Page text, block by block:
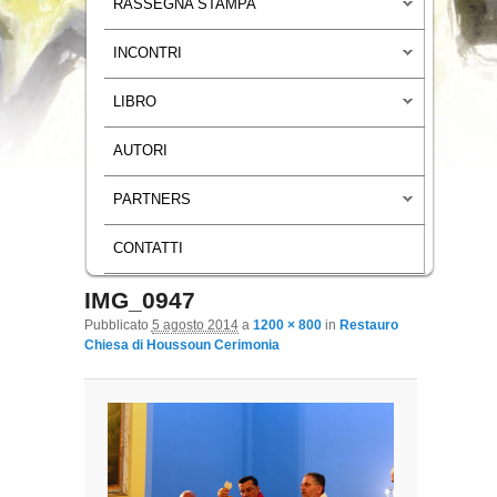
RASSEGNA STAMPA
INCONTRI
LIBRO
AUTORI
PARTNERS
CONTATTI
Navigazione immagini
IMG_0947
Pubblicato 5 agosto 2014a 1200 × 800in Restauro
Chiesa di Houssoun Cerimonia